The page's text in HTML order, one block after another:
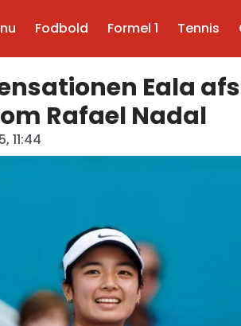
Fodbold Formel 1 Tennis
Eala
Rafael Nadal
11:44